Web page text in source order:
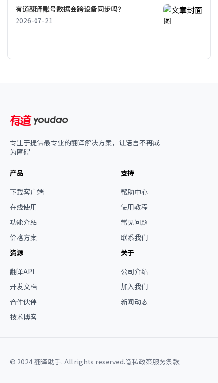
有道翻译账号数据会跨设备同步吗？
2026-07-21
专注于提供最专业的翻译解决方案，让语言不再成
为障碍
产品
下载客户端
在线使用
功能介绍
价格方案
支持
帮助中心
使用教程
常见问题
联系我们
资源
翻译API
开发文档
合作伙伴
技术博客
关于
公司介绍
加入我们
新闻动态
© 2024 翻译助手. All rights reserved.隐私政策服务条款